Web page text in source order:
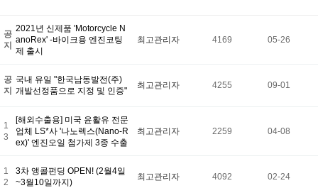
공
지
2021년 신제품 'Motorcycle N
anoRex' -바이크용 엔진코팅
제 출시
최고관리자 4169 05-26
공
지
국내 유일 "한국남동발전(주)
개발선정품으로 지정 및 인증"
최고관리자 4255 09-01
1
3
[해외수출용] 미국 윤활유 전문
업체 LS*사 '나노렉스(Nano-R
ex)' 엔진오일 첨가제 3종 수출
최고관리자 2259 04-08
1
2
3차 앵콜펀딩 OPEN! (2월4일
~3월10일까지)
최고관리자 4092 02-24